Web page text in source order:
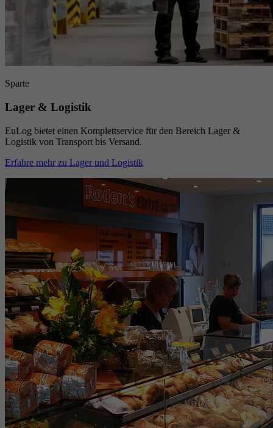
Sparte
Lager & Logistik
EuLog bietet einen Komplettservice für den Bereich Lager &
Logistik von Transport bis Versand.
Erfahre mehr zu Lager und Logistik